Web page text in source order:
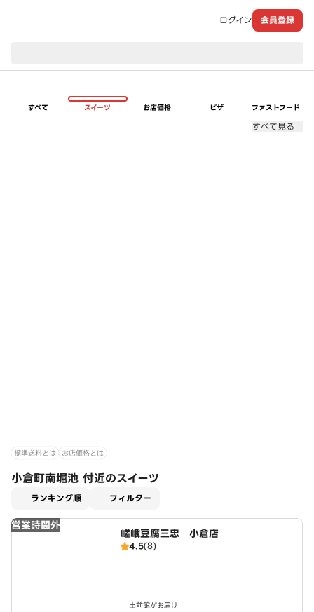
ログイン 会員登録
すべて スイーツ お店価格 ピザ ファストフード
すべて見る
標準送料とは お店価格とは
小倉町南堀池 付近のスイーツ
ランキング順 フィルター
営業時間外
嵯峨豆腐三忠 小倉店
4.5(8)
出前館がお届け